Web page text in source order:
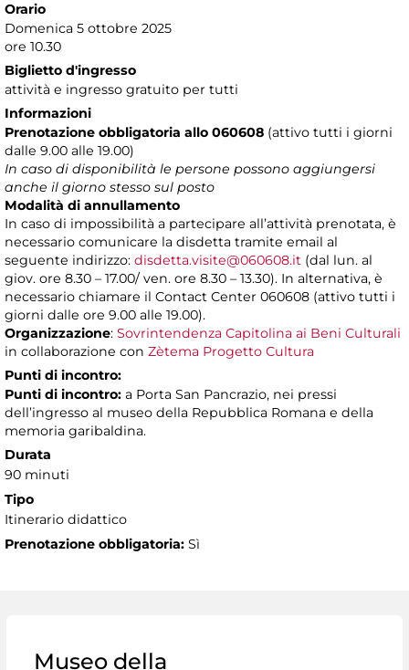
Orario
Domenica 5 ottobre 2025
ore 10.30
Biglietto d'ingresso
attività e ingresso gratuito per tutti
Informazioni
Prenotazione obbligatoria allo 060608 (attivo tutti i giorni
dalle 9.00 alle 19.00)
In caso di disponibilità le persone possono aggiungersi
anche il giorno stesso sul posto
Modalità di annullamento
In caso di impossibilità a partecipare all’attività prenotata, è
necessario comunicare la disdetta tramite email al
seguente indirizzo: disdetta.visite@060608.it (dal lun. al
giov. ore 8.30 – 17.00/ ven. ore 8.30 – 13.30). In alternativa, è
necessario chiamare il Contact Center 060608 (attivo tutti i
giorni dalle ore 9.00 alle 19.00).
Organizzazione: Sovrintendenza Capitolina ai Beni Culturali
in collaborazione con Zètema Progetto Cultura
Punti di incontro:
Punti di incontro: a Porta San Pancrazio, nei pressi
dell’ingresso al museo della Repubblica Romana e della
memoria garibaldina.
Durata
90 minuti
Tipo
Itinerario didattico
Prenotazione obbligatoria: Sì
Museo della